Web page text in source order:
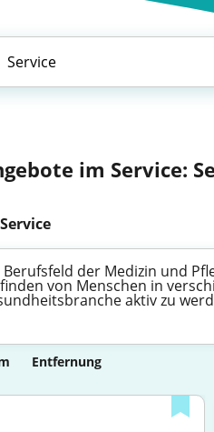
im Service:
Service
der Medizin und
von Menschen in
aktiv zu
Entfernung